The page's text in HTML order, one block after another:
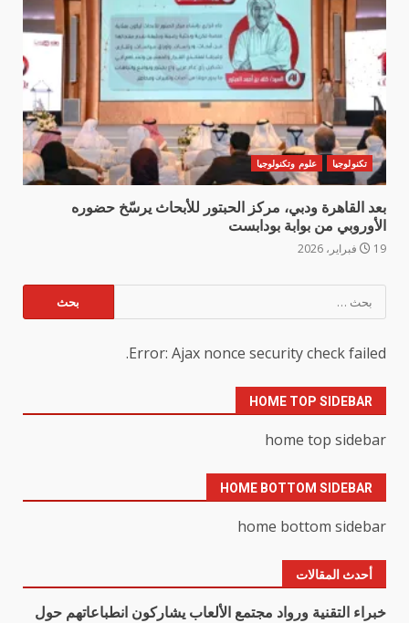
تكنولوجيا علوم وتكنولوجيا
بعد القاهرة ودبي، مركز الحبتور للأبحاث يرسّخ حضوره
الأوروبي من بوابة بودابست
19 فبراير، 2026
عن:
Error: Ajax nonce security check failed.
HOME TOP SIDEBAR
home top sidebar
HOME BOTTOM SIDEBAR
home bottom sidebar
أحدث المقالات
خبراء التقنية ورواد مجتمع الألعاب يشاركون انطباعاتهم حول